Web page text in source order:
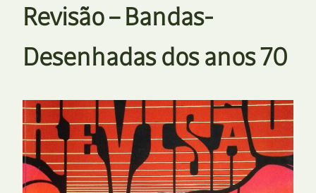
Revisão – Bandas-
Desenhadas dos anos 70